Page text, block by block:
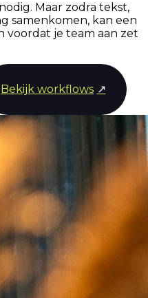
Maar zodra tekst,
samenkomen, kan een
voordat je team aan zet
Bekijk workflows ↗